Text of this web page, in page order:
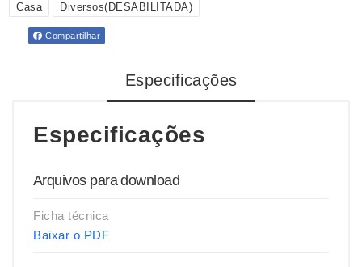
Casa Diversos(DESABILITADA)
Compartilhar
Especificações
Especificações
Arquivos para download
Ficha técnica
Baixar o PDF